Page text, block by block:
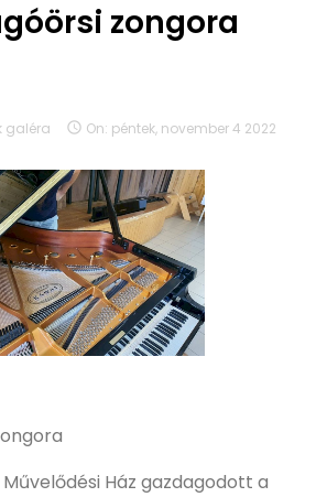
zongora
galéra  On: péntek, november4 2022
Ház gazdagodott a